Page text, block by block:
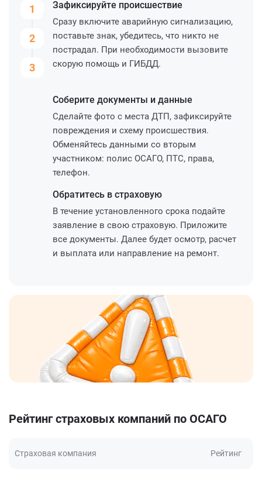
1
2
3
Зафиксируйте происшествие
Сразу включите аварийную сигнализацию,
поставьте знак, убедитесь, что никто не
пострадал. При необходимости вызовите
скорую помощь и ГИБДД.
Соберите документы и данные
Сделайте фото с места ДТП, зафиксируйте
повреждения и схему происшествия.
Обменяйтесь данными со вторым
участником: полис ОСАГО, ПТС, права,
телефон.
Обратитесь в страховую
В течение установленного срока подайте
заявление в свою страховую. Приложите
все документы. Далее будет осмотр, расчет
и выплата или направление на ремонт.
Рейтинг страховых компаний по ОСАГО
Страховая компания Рейтинг